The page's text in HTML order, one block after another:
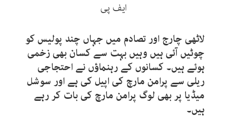
ایف پی
لاٹھی چارج اور تصادم میں جہاں چند پولیس کو
چوٹیں آئی ہیں وہیں بہت سے کسان بھی زخمی
ہوئے ہیں۔ کسانوں کے رہنماؤں نے احتجاجی
ریلی سے پرامن مارچ کی اپیل کی ہے اور سوشل
میڈیا پر بھی لوگ پرامن مارچ کی بات کر رہے
ہیں۔